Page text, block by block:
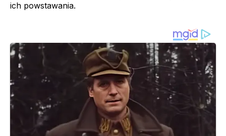
ich powstawania.